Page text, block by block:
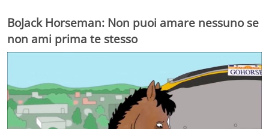
BoJack Horseman: Non puoi amare nessuno se
non ami prima te stesso